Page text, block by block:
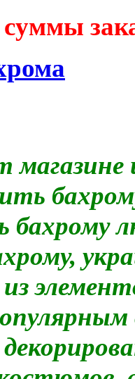
магазине